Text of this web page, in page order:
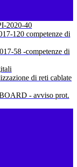
2020-40
120 competenze di
58 -competenze di
di reti cablate
- avviso prot.